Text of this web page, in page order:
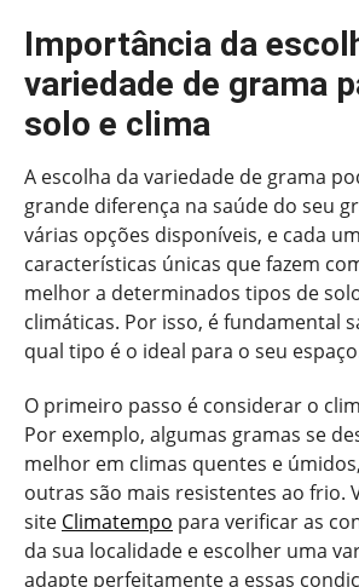
Importância da
variedade de grama
solo e clima
A escolha da variedade de grama
grande diferença na saúde do seu
várias opções disponíveis, e cada
características únicas que fazem
melhor a determinados tipos de
climáticas. Por isso, é fundamental
qual tipo é o ideal para o seu
O primeiro passo é considerar o
Por exemplo, algumas gramas se
melhor em climas quentes e
outras são mais resistentes ao frio.
site Climatempo para verificar as
da sua localidade e escolher uma
adapte perfeitamente a essas